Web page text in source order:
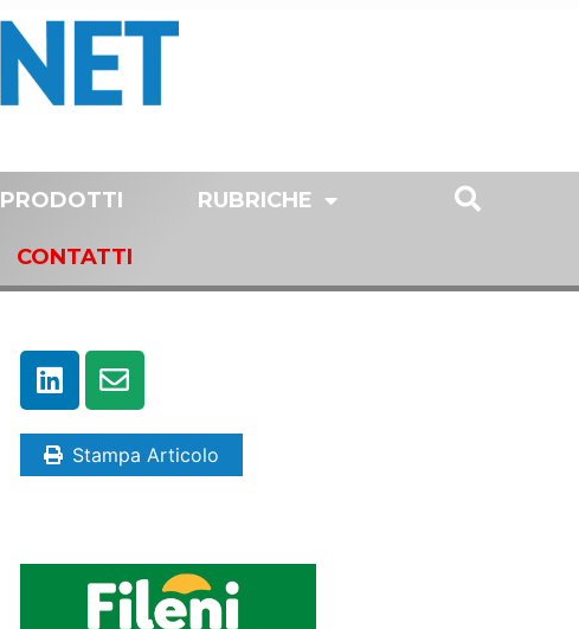
PRODOTTI RUBRICHE
CONTATTI
Stampa Articolo